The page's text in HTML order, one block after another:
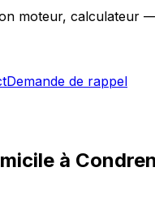
moteur, calculateur
Demande de rappel
à